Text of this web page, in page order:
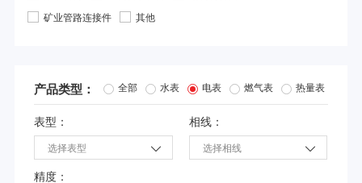
矿业管路连接件
其他
产品类型： 全部 水表 电表 燃气表 热量表
表型：
选择表型 
相线：
选择相线 
精度：